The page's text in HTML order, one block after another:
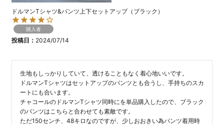
ドルマンTシャツ&パンツ上下セットアップ（ブラック）
購入者
投稿日 2024/07/14
生地もしっかりしていて、透けることもなく着心地いいです。
ドルマンTシャツはセットアップのパンツとも合うし、手持ちのスカ
ートにも合います。
チャコールのドルマンTシャツ同時にを単品購入したので、ブラック
のパンツはこちらと合わせても素敵です。
ただ150センチ、48キロなのですが、少しおおきい為パンツ着用時